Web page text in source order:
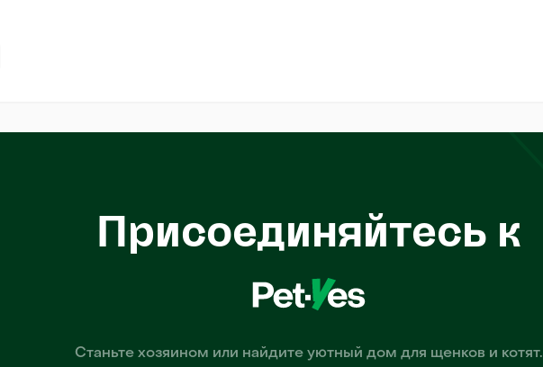
Присоединяйтесь к
Станьте хозяином или найдите уютный дом для щенков и котят.